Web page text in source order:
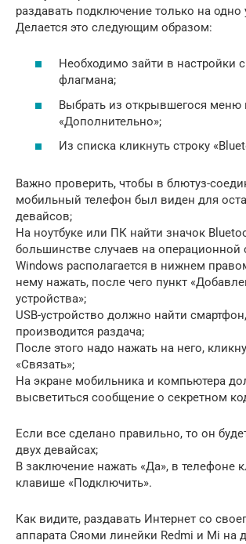
раздавать подключение только на одно
Делается это следующим образом:
Необходимо зайти в настройки
флагмана;
Выбрать из открывшегося меню
«Дополнительно»;
Из списка кликнуть строку
Важно проверить, чтобы в блютуз-
мобильный телефон был виден для
девайсов;
На ноутбуке или ПК найти значок
большинстве случаев на операционной
Windows располагается в нижнем
нему нажать, после чего пункт
устройства»;
USB-устройство должно найти
производится раздача;
После этого надо нажать на него,
«Связать»;
На экране мобильника и компьютера
высветиться сообщение о секретном
Если все сделано правильно, то он
двух девайсах;
В заключение нажать «Да», в телефоне
клавише «Подключить».
Как видите, раздавать Интернет со
аппарата Сяоми линейки Redmi и Mi на